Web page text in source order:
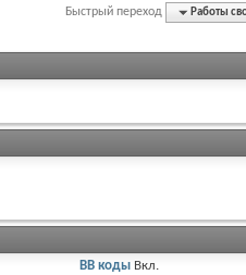
Быстрый переход Работы
BB коды Вкл.